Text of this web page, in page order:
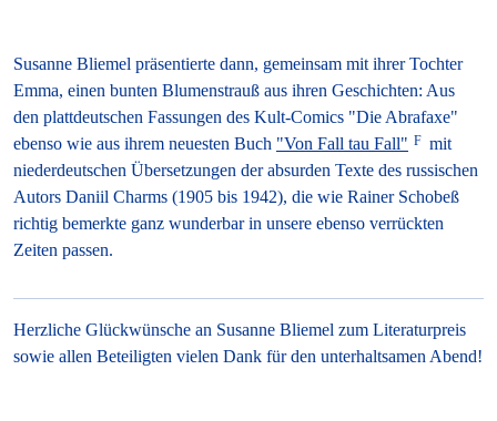
Susanne Bliemel präsentierte dann, gemeinsam mit ihrer Tochter
Emma, einen bunten Blumenstrauß aus ihren Geschichten: Aus
den plattdeutschen Fassungen des Kult-Comics "Die Abrafaxe"
ebenso wie aus ihrem neuesten Buch "Von Fall tau Fall"
mit
niederdeutschen Übersetzungen der absurden Texte des russischen
Autors Daniil Charms (1905 bis 1942), die wie Rainer Schobeß
richtig bemerkte ganz wunderbar in unsere ebenso verrückten
Zeiten passen.
Herzliche Glückwünsche an Susanne Bliemel zum Literaturpreis
sowie allen Beteiligten vielen Dank für den unterhaltsamen Abend!